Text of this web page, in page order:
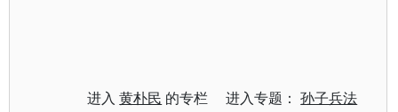
进入黄朴民 的专栏 进入专题：孙子兵法